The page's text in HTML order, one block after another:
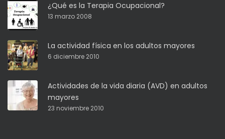
¿Qué es la Terapia Ocupacional?
13 marzo 2008
La actividad física en los adultos mayores
6 diciembre 2010
Actividades de la vida diaria (AVD) en adultos
mayores
23 noviembre 2010